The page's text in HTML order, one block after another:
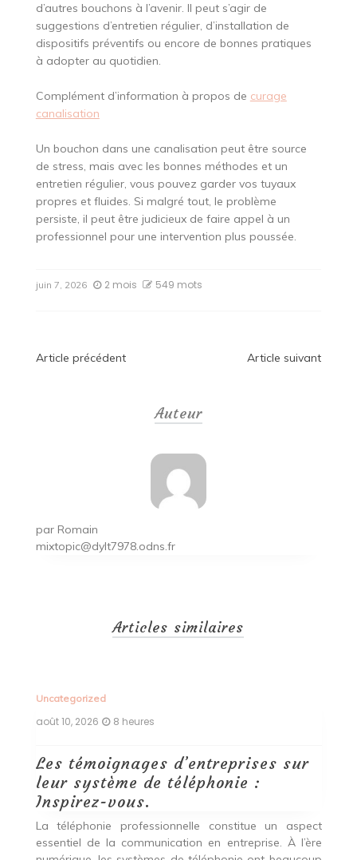
d’autres bouchons à l’avenir. Il peut s’agir de
suggestions d’entretien régulier, d’installation de
dispositifs préventifs ou encore de bonnes pratiques
à adopter au quotidien.
Complément d’information à propos de curage
canalisation
Un bouchon dans une canalisation peut être source
de stress, mais avec les bonnes méthodes et un
entretien régulier, vous pouvez garder vos tuyaux
propres et fluides. Si malgré tout, le problème
persiste, il peut être judicieux de faire appel à un
professionnel pour une intervention plus poussée.
juin 7, 2026 2 mois 549 mots
Navigation
Article précédent Article suivant
Auteur
par Romain
mixtopic@dylt7978.odns.fr
Articles similaires
Uncategorized
août 10, 2026 8 heures
Les témoignages d’entreprises sur
leur système de téléphonie :
Inspirez-vous.
La téléphonie professionnelle constitue un aspect
essentiel de la communication en entreprise. À l’ère